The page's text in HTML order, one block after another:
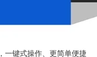
一键式操作、更简单便捷